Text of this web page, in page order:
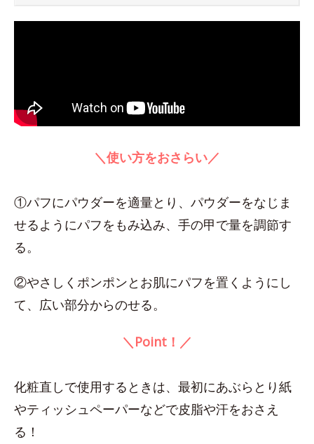
＼使い方をおさらい／
①パフにパウダーを適量とり、パウダーをなじま
せるようにパフをもみ込み、手の甲で量を調節す
る。
②やさしくポンポンとお肌にパフを置くようにし
て、広い部分からのせる。
＼Point！／
化粧直しで使用するときは、最初にあぶらとり紙
やティッシュペーパーなどで皮脂や汗をおさえ
る！